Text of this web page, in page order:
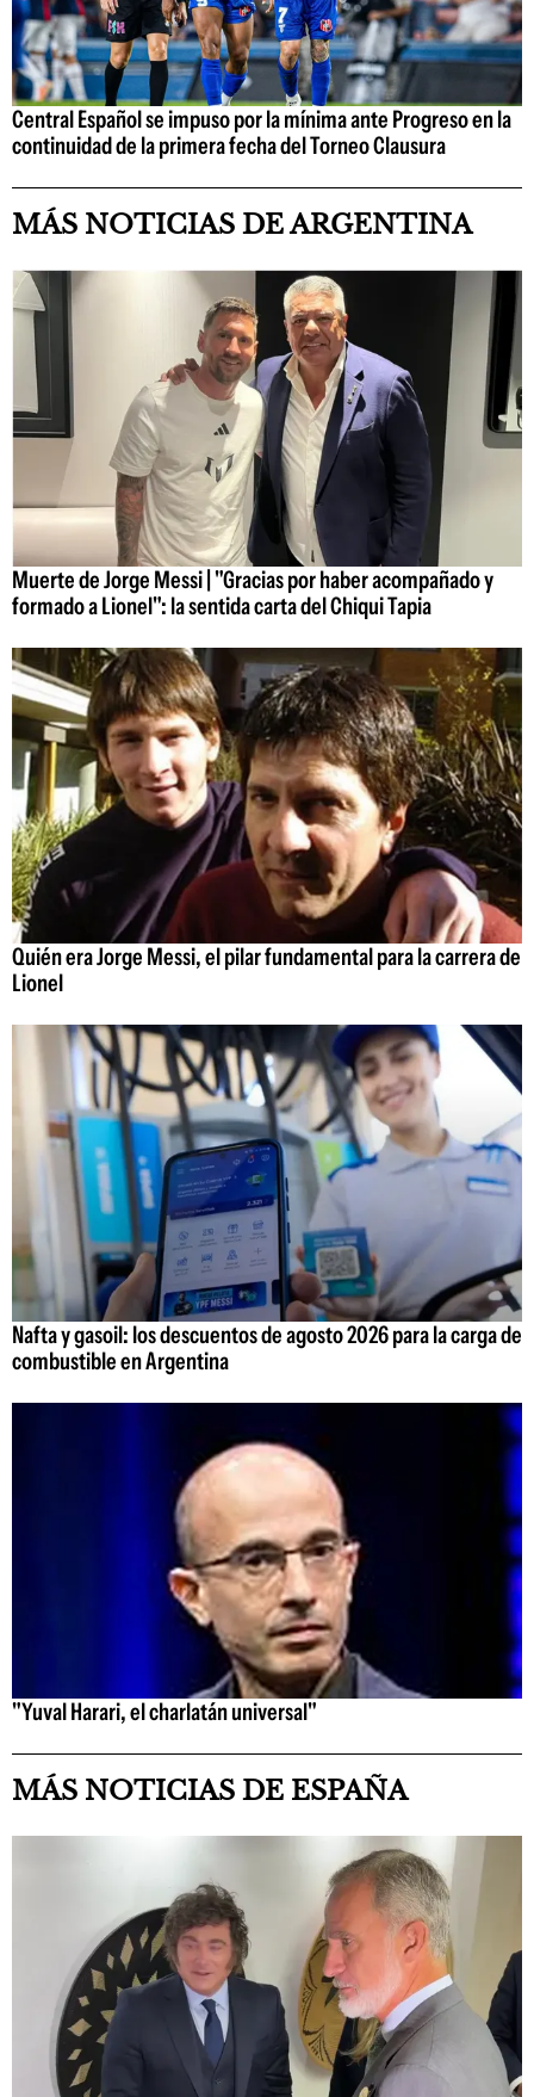
Central Español se impuso por la mínima ante Progreso en la
continuidad de la primera fecha del Torneo Clausura
MÁS NOTICIAS DE ARGENTINA
Muerte de Jorge Messi | "Gracias por haber acompañado y
formado a Lionel": la sentida carta del Chiqui Tapia
Quién era Jorge Messi, el pilar fundamental para la carrera de
Lionel
Nafta y gasoil: los descuentos de agosto 2026 para la carga de
combustible en Argentina
"Yuval Harari, el charlatán universal"
MÁS NOTICIAS DE ESPAÑA